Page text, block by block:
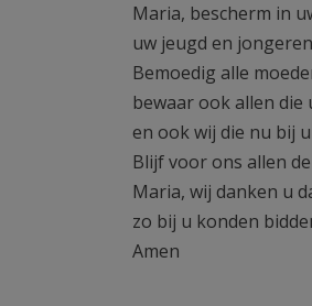
Maria, bescherm in
uw jeugd en
Bemoedig alle
bewaar ook allen
en ook wij die nu bij
Blijf voor ons allen
Maria, wij danken u
zo bij u konden
Amen